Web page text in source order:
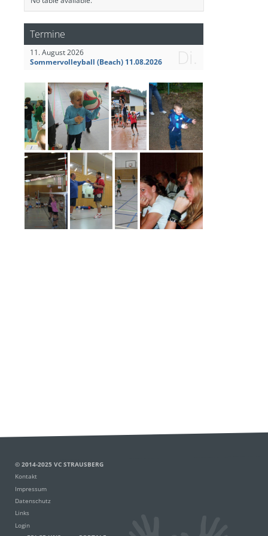
Termine
Di.
11. August 2026
Sommervolleyball (Beach) 11.08.2026
© 2014-2025 VC STRAUSBERG
Kontakt
Impressum
Datenschutz
Links
Login